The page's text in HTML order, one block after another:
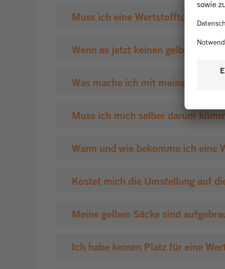
Muss ich eine Wertstofftonne
Wenn es jetzt keinen gelben
Was mache ich mit meinen
Muss ich mich selber darum
Wann und wie bekomme ich eine
Kostet mich die Umstellung auf
Meine gelben Säcke sind
Ich habe keinen Platz für eine